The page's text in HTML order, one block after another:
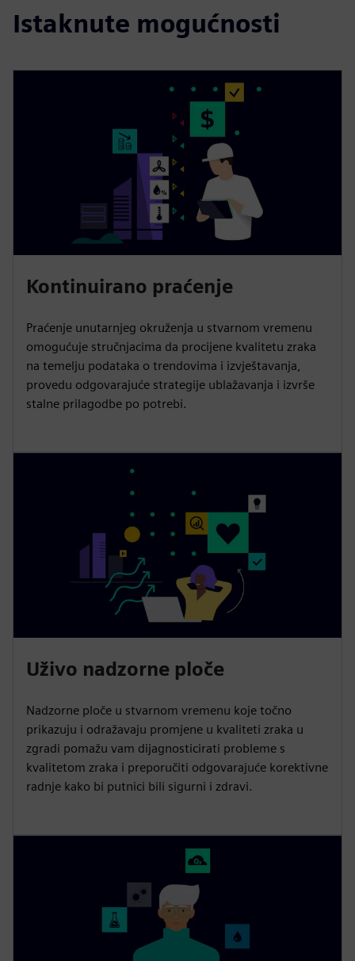
Istaknute mogućnosti
Kontinuirano praćenje
Praćenje unutarnjeg okruženja u stvarnom vremenu
omogućuje stručnjacima da procijene kvalitetu zraka
na temelju podataka o trendovima i izvještavanja,
provedu odgovarajuće strategije ublažavanja i izvrše
stalne prilagodbe po potrebi.
Uživo nadzorne ploče
Nadzorne ploče u stvarnom vremenu koje točno
prikazuju i odražavaju promjene u kvaliteti zraka u
zgradi pomažu vam dijagnosticirati probleme s
kvalitetom zraka i preporučiti odgovarajuće korektivne
radnje kako bi putnici bili sigurni i zdravi.